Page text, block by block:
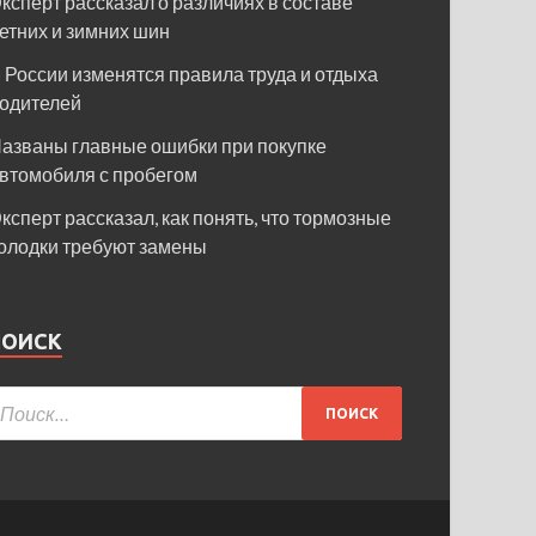
и зимних шин
России изменятся правила труда и отдыха
главные ошибки при покупке
с пробегом
рассказал, как понять, что тормозные
требуют замены